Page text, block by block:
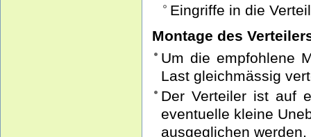
Eingriffe in die
Montage des
Um die empfohlene
Last gleichmässig
Der Verteiler ist auf
eventuelle kleine
ausgeglichen